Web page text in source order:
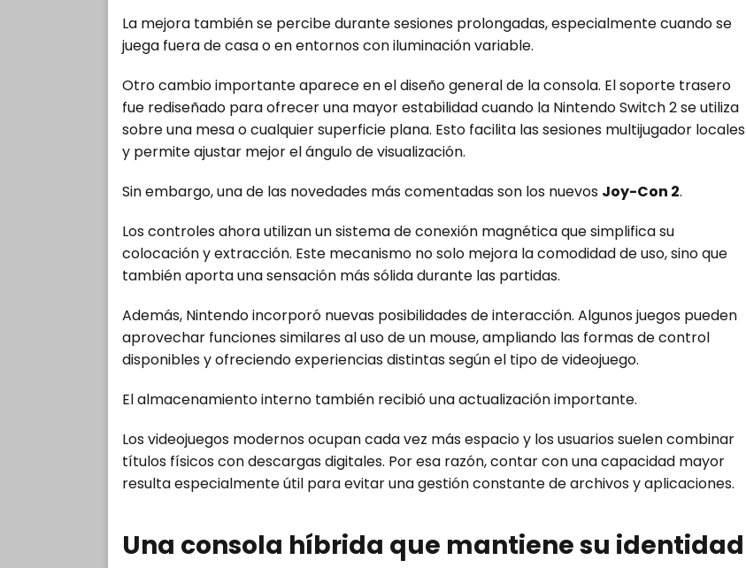
La mejora también se percibe durante sesiones prolongadas, especialmente cuando se
juega fuera de casa o en entornos con iluminación variable.
Otro cambio importante aparece en el diseño general de la consola. El soporte trasero
fue rediseñado para ofrecer una mayor estabilidad cuando la Nintendo Switch 2 se utiliza
sobre una mesa o cualquier superficie plana. Esto facilita las sesiones multijugador locales
y permite ajustar mejor el ángulo de visualización.
Sin embargo, una de las novedades más comentadas son los nuevos Joy-Con 2.
Los controles ahora utilizan un sistema de conexión magnética que simplifica su
colocación y extracción. Este mecanismo no solo mejora la comodidad de uso, sino que
también aporta una sensación más sólida durante las partidas.
Además, Nintendo incorporó nuevas posibilidades de interacción. Algunos juegos pueden
aprovechar funciones similares al uso de un mouse, ampliando las formas de control
disponibles y ofreciendo experiencias distintas según el tipo de videojuego.
El almacenamiento interno también recibió una actualización importante.
Los videojuegos modernos ocupan cada vez más espacio y los usuarios suelen combinar
títulos físicos con descargas digitales. Por esa razón, contar con una capacidad mayor
resulta especialmente útil para evitar una gestión constante de archivos y aplicaciones.
Una consola híbrida que mantiene su identidad